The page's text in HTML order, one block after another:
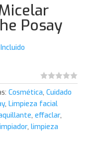
Posay
Cosmética, Cuidado
, Limpieza facial
, effaclar,
, limpieza